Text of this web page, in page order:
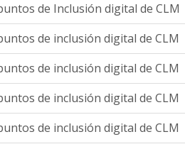
de Inclusión digital de CLM
de inclusión digital de CLM
de inclusión digital de CLM
de inclusión digital de CLM
de inclusión digital de CLM